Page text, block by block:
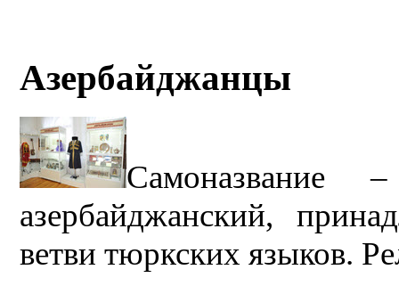
Азербайджанцы
азербайджанский,
ветви тюркских языков.